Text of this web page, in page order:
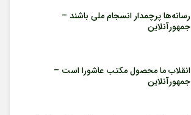
رسانه‌ها پرچمدار انسجام ملی باشند –
جمهورآنلاین
انقلاب ما محصول مکتب عاشورا است –
جمهورآنلاین